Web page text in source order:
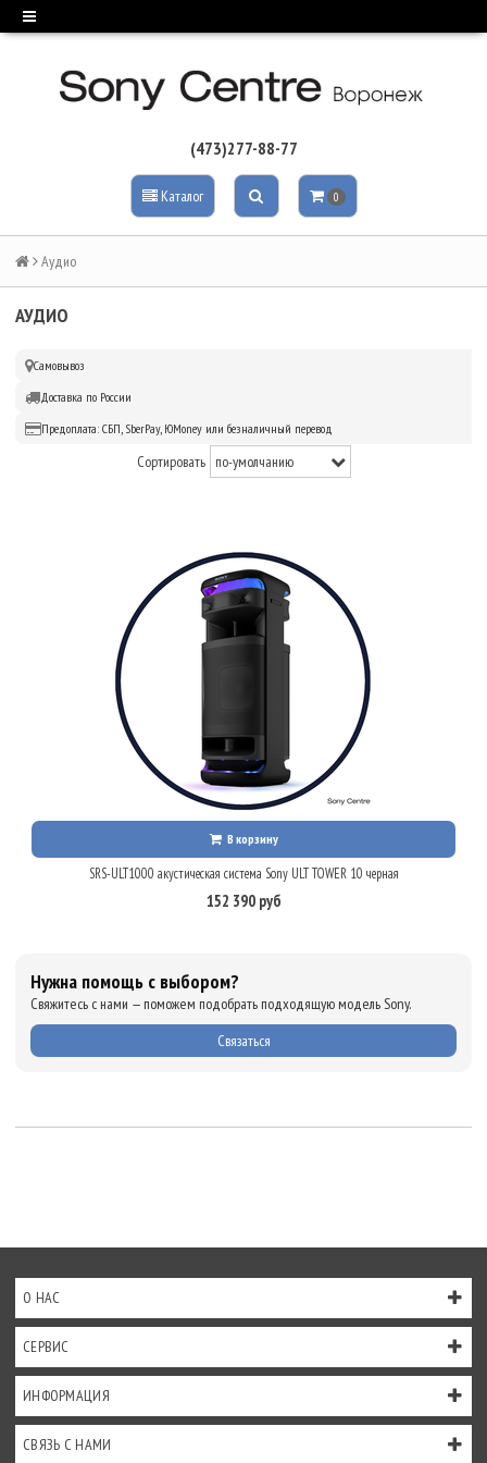
(473)277-88-77
Каталог 0
Аудио
АУДИО
Самовывоз
Доставка по России
Предоплата: СБП, SberPay, ЮMoney или безналичный перевод
Сортировать
В корзину
SRS-ULT1000 акустическая система Sony ULT TOWER 10 черная
152 390 руб
Нужна помощь с выбором?
Свяжитесь с нами — поможем подобрать подходящую модель Sony.
Связаться
О НАС
СЕРВИС
ИНФОРМАЦИЯ
СВЯЗЬ С НАМИ